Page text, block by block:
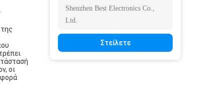
οι
Στείλετε